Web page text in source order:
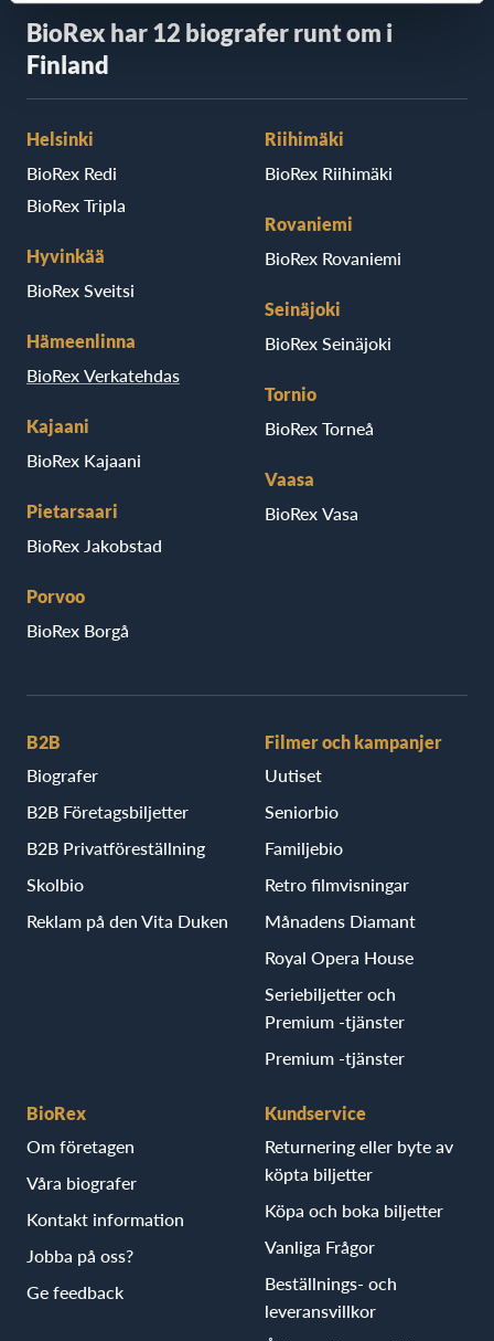
BioRex har 12 biografer runt om i
Finland
Helsinki
BioRex Redi
BioRex Tripla
Hyvinkää
BioRex Sveitsi
Hämeenlinna
BioRex Verkatehdas
Kajaani
BioRex Kajaani
Pietarsaari
BioRex Jakobstad
Porvoo
BioRex Borgå
Riihimäki
BioRex Riihimäki
Rovaniemi
BioRex Rovaniemi
Seinäjoki
BioRex Seinäjoki
Tornio
BioRex Torneå
Vaasa
BioRex Vasa
B2B
Biografer
B2B Företagsbiljetter
B2B Privatföreställning
Skolbio
Reklam på den Vita Duken
Filmer och kampanjer
Uutiset
Seniorbio
Familjebio
Retro filmvisningar
Månadens Diamant
Royal Opera House
Seriebiljetter och
Premium -tjänster
Premium -tjänster
BioRex
Om företagen
Våra biografer
Kontakt information
Jobba på oss?
Ge feedback
Kundservice
Returnering eller byte av
köpta biljetter
Köpa och boka biljetter
Vanliga Frågor
Beställnings- och
leveransvillkor